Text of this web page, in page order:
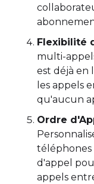
Flexibilité
multi-
est déjà en
les appels
qu'aucun
Ordre
téléphones
d'appel
appels